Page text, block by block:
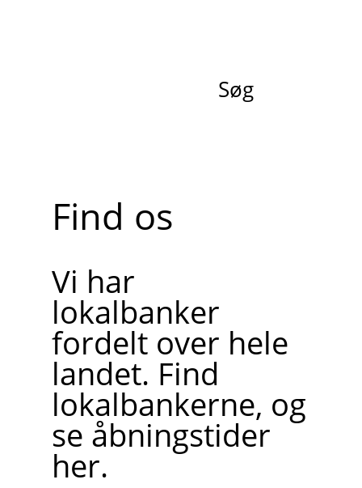
Søg
Find os
Vi har
lokalbanker
fordelt over hele
landet. Find
lokalbankerne, og
se åbningstider
her.